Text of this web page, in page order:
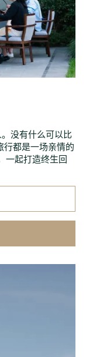
没有什么可以比
都是一场亲情的
一起打造终生回